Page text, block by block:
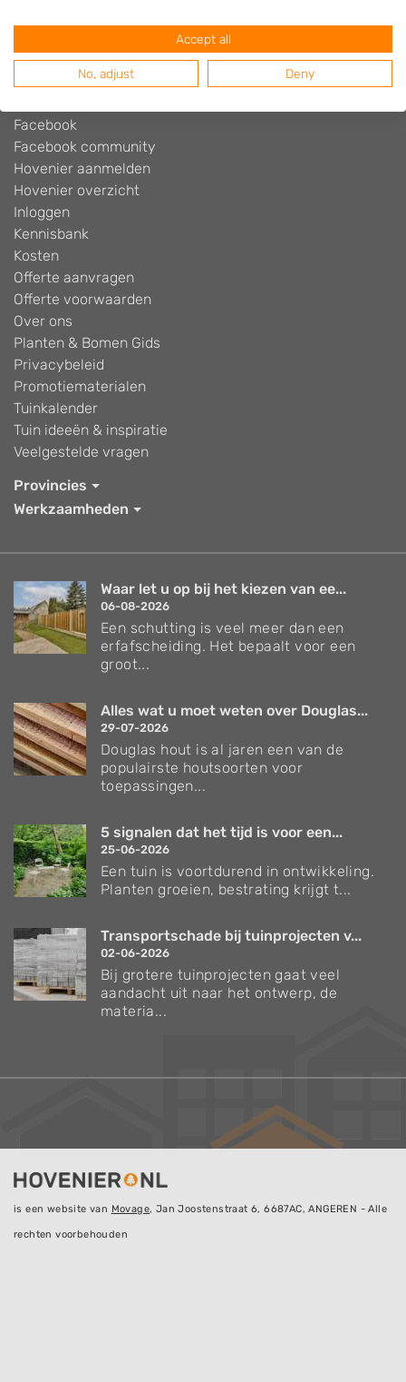
Contact
Cookiebeleid
Facebook
Facebook community
Hovenier aanmelden
Hovenier overzicht
Inloggen
Kennisbank
Kosten
Offerte aanvragen
Offerte voorwaarden
Over ons
Planten & Bomen Gids
Privacybeleid
Promotiematerialen
Tuinkalender
Tuin ideeën & inspiratie
Veelgestelde vragen
Provincies
Werkzaamheden
Waar let u op bij het kiezen van ee...
06-08-2026
Een schutting is veel meer dan een
erfafscheiding. Het bepaalt voor een
groot...
Alles wat u moet weten over Douglas...
29-07-2026
Douglas hout is al jaren een van de
populairste houtsoorten voor
toepassingen...
5 signalen dat het tijd is voor een...
25-06-2026
Een tuin is voortdurend in ontwikkeling.
Planten groeien, bestrating krijgt t...
Transportschade bij tuinprojecten v...
02-06-2026
Bij grotere tuinprojecten gaat veel
aandacht uit naar het ontwerp, de
materia...
is een website van Movage, Jan Joostenstraat 6, 6687AC, ANGEREN - Alle
rechten voorbehouden
Accept all
No, adjust Deny